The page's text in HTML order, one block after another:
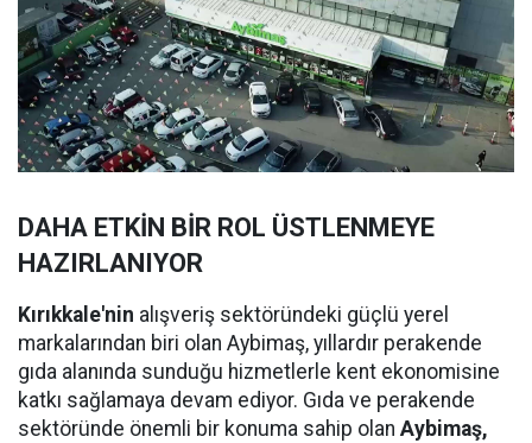
DAHA ETKİN BİR ROL ÜSTLENMEYE
HAZIRLANIYOR
Kırıkkale'nin alışveriş sektöründeki güçlü yerel
markalarından biri olan Aybimaş, yıllardır perakende
gıda alanında sunduğu hizmetlerle kent ekonomisine
katkı sağlamaya devam ediyor. Gıda ve perakende
sektöründe önemli bir konuma sahip olan Aybimaş,